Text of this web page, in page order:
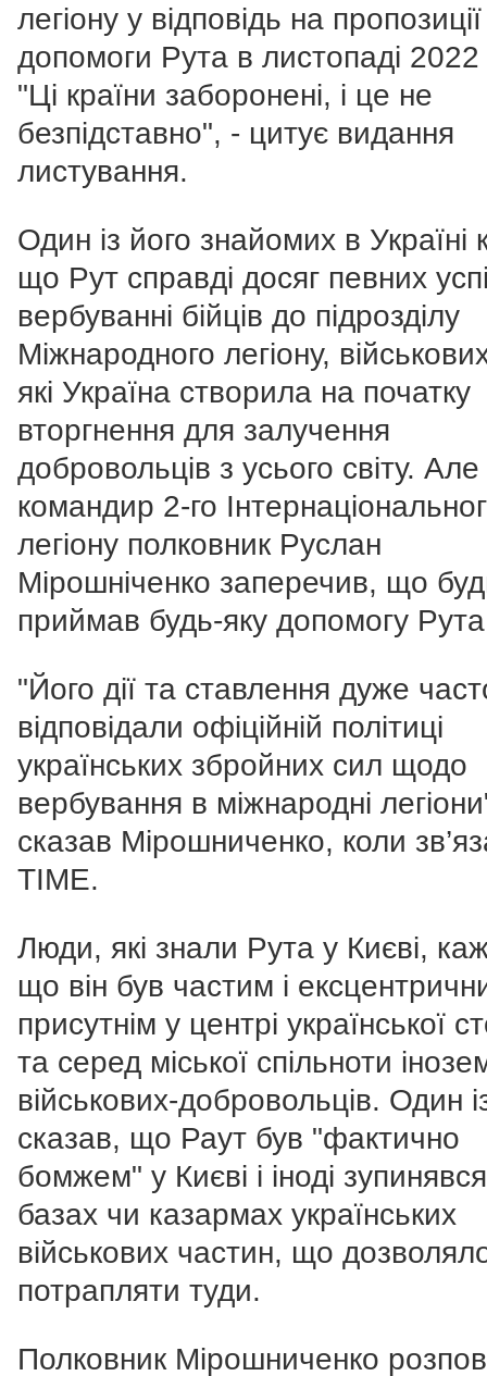
легіону у відповідь на пропозиції
допомоги Рута в листопаді 2022
"Ці країни заборонені, і це не
безпідставно", - цитує видання
листування.
Один із його знайомих в Україні
що Рут справді досяг певних
вербуванні бійців до підрозділу
Міжнародного легіону,
які Україна створила на початку
вторгнення для залучення
добровольців з усього світу. Але
командир 2-го
легіону полковник Руслан
Мірошніченко заперечив, що
приймав будь-яку допомогу
"Його дії та ставлення дуже
відповідали офіційній політиці
українських збройних сил щодо
вербування в міжнародні
сказав Мірошниченко, коли
TIME.
Люди, які знали Рута у Києві,
що він був частим і
присутнім у центрі української
та серед міської спільноти
військових-добровольців. Один
сказав, що Раут був "фактично
бомжем" у Києві і іноді
базах чи казармах українських
військових частин, що
потрапляти туди.
Полковник Мірошниченко